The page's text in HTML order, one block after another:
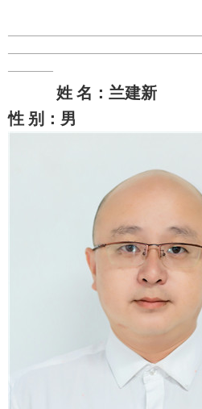
————
姓 名
性 别：男